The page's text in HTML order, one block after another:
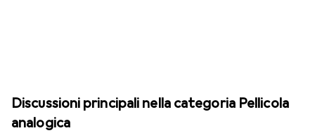
Discussioni principali nella categoria Pellicola
analogica